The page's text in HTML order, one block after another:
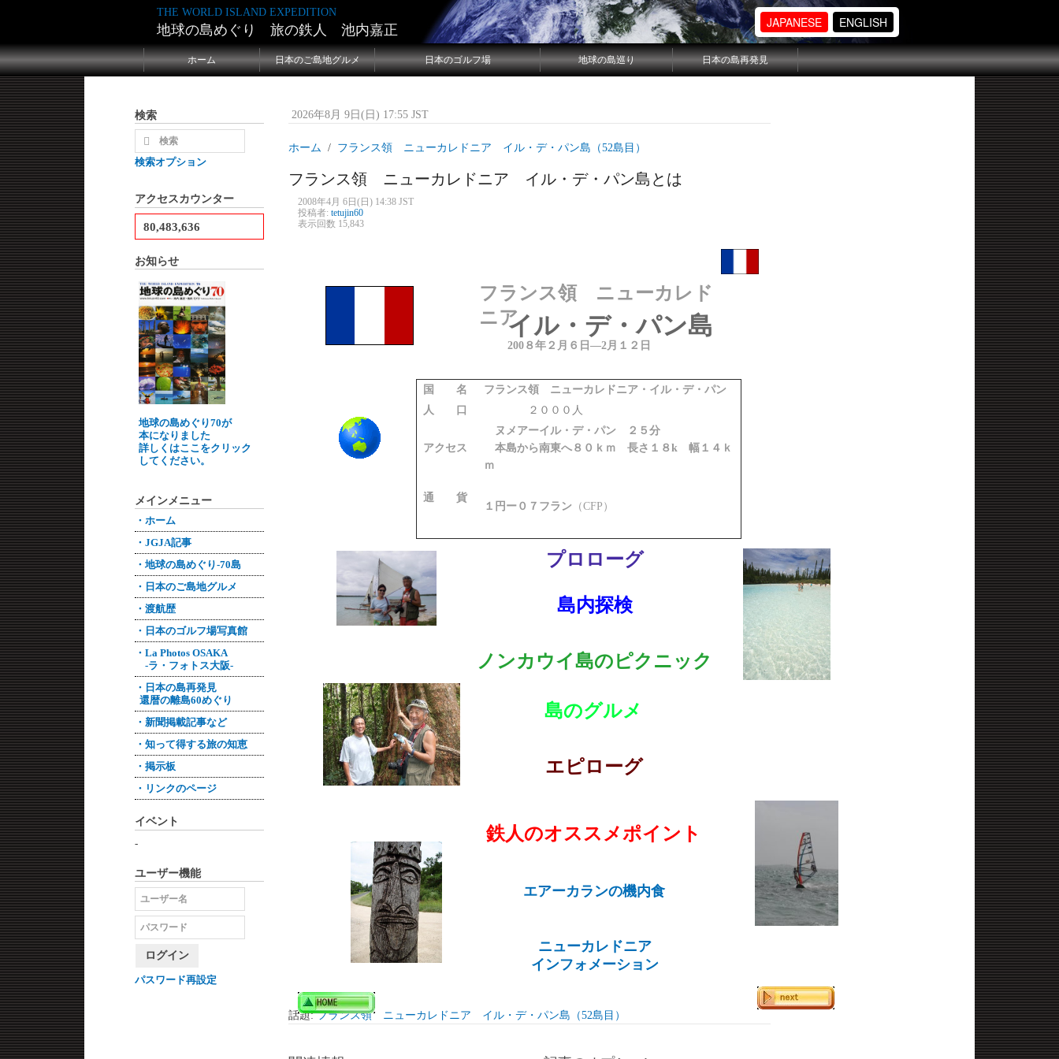
THE WORLD ISLAND EXPEDITION
地球の島めぐり 旅の鉄人 池内嘉正 JAPANESE ENGLISH
ホーム 日本のご島地グルメ 日本のゴルフ場 地球の島巡り 日本の島再発見
2026年8月 9日(日) 17:55 JST
ホーム フランス領 ニューカレドニア イル・デ・パン島（52島目）
フランス領 ニューカレドニア イル・デ・パン島とは
2008年4月 6日(日) 14:38 JST
投稿者: tetujin60
表示回数 15,843
エアーカランの機内食
ニューカレドニア
インフォメーション
イル・デ・パン島
エピローグ
200８ 年 ２月 ６ 日―2月１２日
ノンカウイ島のピクニック
プロローグ
フランス領 ニューカレド
ニア
鉄人のオススメポイント
島内探検
島のグルメ
国 名
フランス領 ニューカレドニア・イル・デ・パン
人 口
２０００人
アクセス
ヌメアーイル・デ・パン ２５分
本島から南東へ８０ｋｍ 長さ１８k 幅１４ｋ
ｍ
通 貨
１円ー０７フラン （CFP）
話題:フランス領 ニューカレドニア イル・デ・パン島（52島目）
検索
検索オプション
アクセスカウンター
80,483,636
お知らせ
地球の島めぐり70が
本になりました
詳しくはここをクリック
してください。
メインメニュー
・ホーム
・JGJA記事
・地球の島めぐり-70島
・日本のご島地グルメ
・渡航歴
・日本のゴルフ場写真館
・La Photos OSAKA
-ラ・フォトス大阪-
・日本の島再発見
還暦の離島60めぐり
・新聞掲載記事など
・知って得する旅の知恵
・掲示板
・リンクのページ
イベント
-
ユーザー機能
ログイン
パスワード再設定